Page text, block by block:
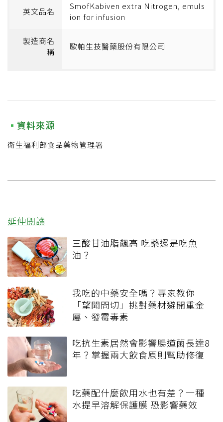
英文品名
SmofKabiven extra Nitrogen, emuls
ion for infusion
製造商名
稱
歐帕生技醫藥股份有限公司
資料來源
衛生福利部食品藥物管理署
延伸閱讀
三酸甘油脂飆高 吃藥還是吃魚
油？
我吃的中藥安全嗎？專家教你
「望聞問切」挑對藥材避開重金
屬、發霉毒素
吃抗生素居然會影響腸道菌長達8
年？掌握兩大飲食原則幫助修復
吃藥配什麼飲用水也有差？一種
水提早溶解保護膜 恐影響藥效